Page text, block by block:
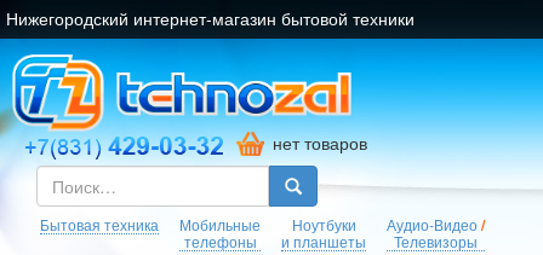
Нижегородский интернет-магазин бытовой техники
нет товаров
Бытовая техника
Мобильные
телефоны
Ноутбуки
и планшеты
Аудио-Видео/
Телевизоры